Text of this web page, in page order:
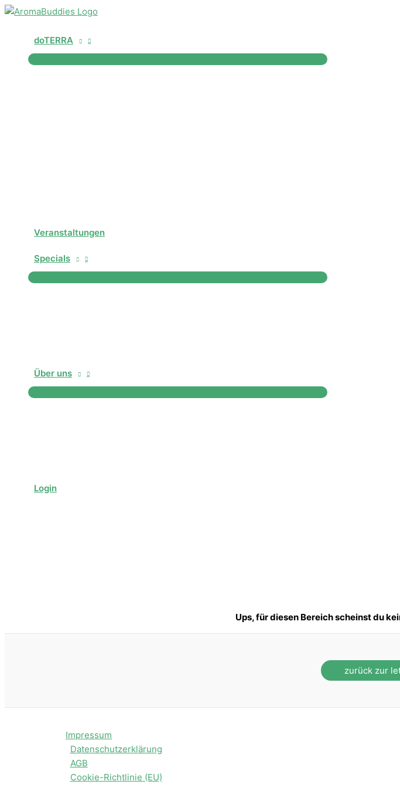
Zum
springendoTERRA
Veranstaltungen
Specials
Über uns
Login
Ups, für diesen Bereich scheinst du
Impressum
Datenschutzerklärung
AGB
Cookie-Richtlinie (EU)